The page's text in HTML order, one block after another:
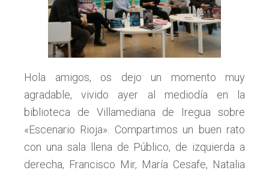
Hola amigos, os dejo un momento muy
agradable, vivido ayer al mediodía en la
biblioteca de Villamediana de Iregua sobre
«Escenario Rioja». Compartimos un buen rato
con una sala llena de Público, de izquierda a
derecha, Francisco Mir, María Cesafe, Natalia